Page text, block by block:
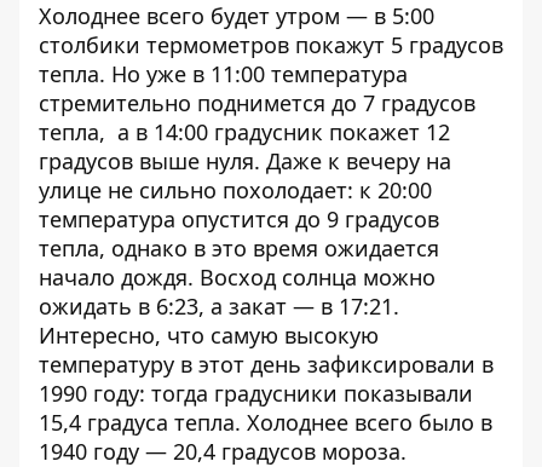
Холоднее всего будет утром — в 5:00
столбики термометров покажут 5 градусов
тепла. Но уже в 11:00 температура
стремительно поднимется до 7 градусов
тепла, а в 14:00 градусник покажет 12
градусов выше нуля. Даже к вечеру на
улице не сильно похолодает: к 20:00
температура опустится до 9 градусов
тепла, однако в это время ожидается
начало дождя. Восход солнца можно
ожидать в 6:23, а закат — в 17:21.
Интересно, что самую высокую
температуру в этот день зафиксировали в
1990 году: тогда градусники показывали
15,4 градуса тепла. Холоднее всего было в
1940 году — 20,4 градусов мороза.